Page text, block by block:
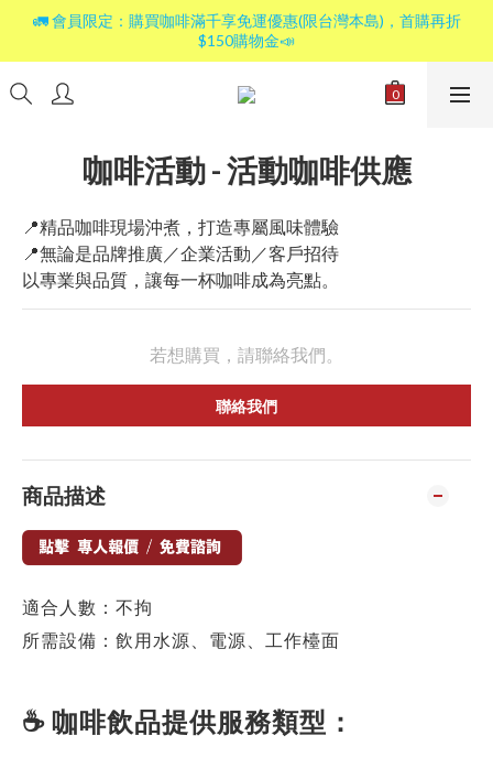
🚛 會員限定：購買咖啡滿千享免運優惠(限台灣本島)，首購再折
$150購物金📣
咖啡活動 - 活動咖啡供應
📍精品咖啡現場沖煮，打造專屬風味體驗
📍無論是品牌推廣／企業活動／客戶招待
以專業與品質，讓每一杯咖啡成為亮點。
若想購買，請聯絡我們。
聯絡我們
商品描述
適合人數：不拘
所需設備：飲用水源、電源、工作檯面
☕ 咖啡飲品提供服務類型：